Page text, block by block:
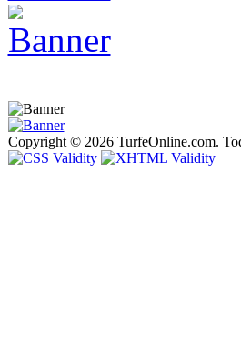
Copyright © 2026 TurfeOnline.com.